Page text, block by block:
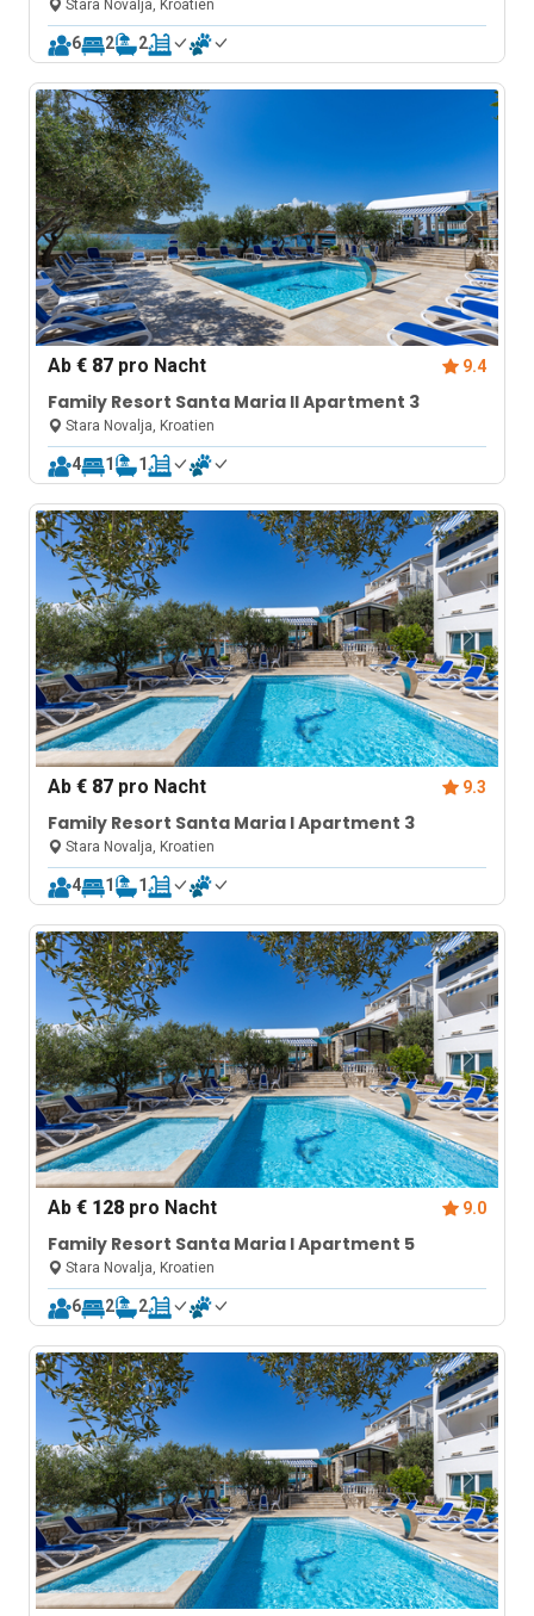
Stara Novalja, Kroatien
6 2 2
Ab€ 87 pro Nacht 9.4
Family Resort Santa Maria II Apartment 3
Stara Novalja, Kroatien
4 1 1
Ab€ 87 pro Nacht 9.3
Family Resort Santa Maria I Apartment 3
Stara Novalja, Kroatien
4 1 1
Ab€ 128 pro Nacht 9.0
Family Resort Santa Maria I Apartment 5
Stara Novalja, Kroatien
6 2 2